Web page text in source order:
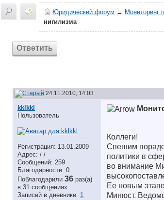
Юридический форум → Мониторинг
нигилизма
Ответить
24.11.2010, 14:03
kklkkl
Пользователь
Регистрация: 13.01.2009
Адрес: / /
Сообщений: 259
Благодарности: 0
Поблагодарили 36 раз(а)
в 31 сообщениях
Записей в дневнике: 1
Коллеги!
Спешим
политики в
во внимание
Ее новым
Минюст.